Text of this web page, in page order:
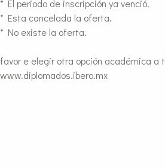
* El periodo de inscripción ya venció.
* Esta cancelada la oferta.
* No existe la oferta.
favor e elegir otra opción académica a
www.diplomados.ibero.mx